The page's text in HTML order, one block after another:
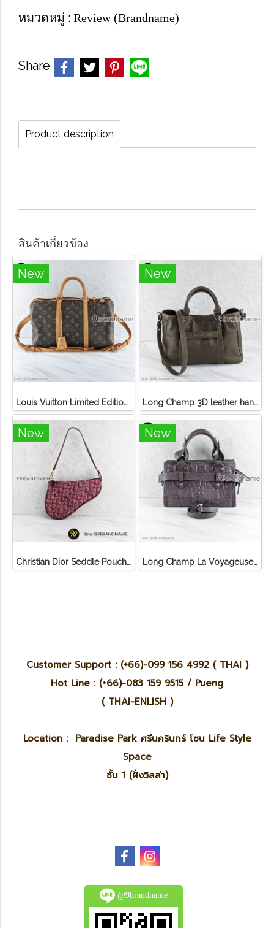
หมวดหมู่ : Review (Brandname)
Share
Product description
สินค้าเกี่ยวข้อง
New
Louis Vuitton Limited Edition Monogram Canvas Sofia Coppola SC Bag
New
Long Champ 3D leather handbag
New
Christian Dior Seddle Pouch Accessory Hand Bag
New
Long Champ La Voyageuse Bag Leather
Customer Support : (+66)-099 156 4992 ( THAI )
Hot Line : (+66)-083 159 9515 / Pueng
( THAI-ENLISH )
Location : Paradise Park ศรีนครินทร์ โซน Life Style
Space
ชั้น 1 (ฝั่งวิลล่า)
@9brandname